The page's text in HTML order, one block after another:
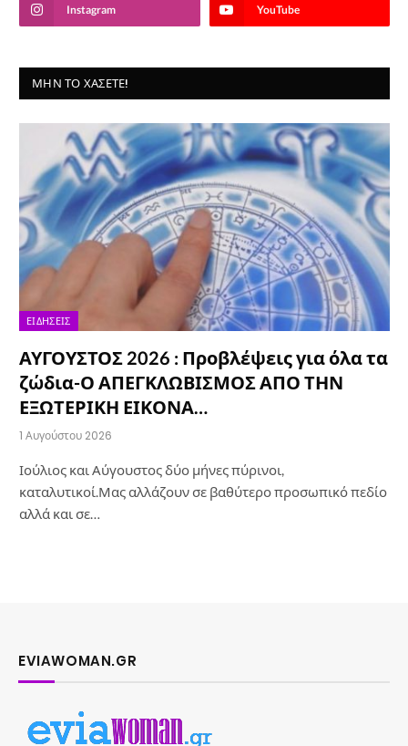
Instagram YouTube
ΜΗΝ ΤΟ ΧΆΣΕΤΕ!
ΕΙΔΉΣΕΙΣ
ΑΥΓΟΥΣΤΟΣ 2026 : Προβλέψεις για όλα τα
ζώδια-Ο ΑΠΕΓΚΛΩΒΙΣΜΟΣ ΑΠΟ ΤΗΝ
ΕΞΩΤΕΡΙΚΗ ΕΙΚΟΝΑ…
1 Αυγούστου 2026
Ιούλιος και Αύγουστος δύο μήνες πύρινοι,
καταλυτικοί.Μας αλλάζουν σε βαθύτερο προσωπικό πεδίο
αλλά και σε…
EVIAWOMAN.GR